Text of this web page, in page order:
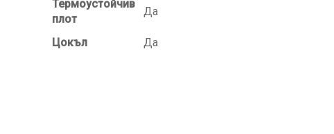
Термоустойчив
плот
Да
Цокъл Да